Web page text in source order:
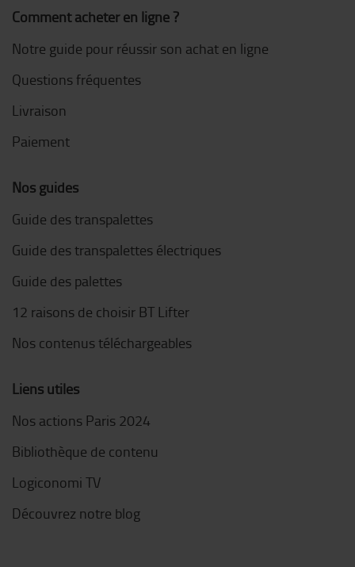
Comment acheter en ligne ?
Notre guide pour réussir son achat en ligne
Questions fréquentes
Livraison
Paiement
Nos guides
Guide des transpalettes
Guide des transpalettes électriques
Guide des palettes
12 raisons de choisir BT Lifter
Nos contenus téléchargeables
Liens utiles
Nos actions Paris 2024
Bibliothèque de contenu
Logiconomi TV
Découvrez notre blog